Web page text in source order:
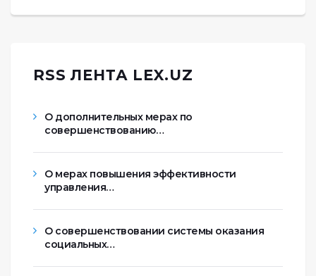
RSS ЛЕНТА LEX.UZ
О дополнительных мерах по
совершенствованию…
О мерах повышения эффективности
управления…
О совершенствовании системы оказания
социальных…